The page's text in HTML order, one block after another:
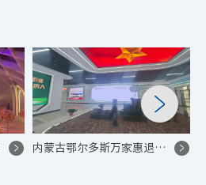
内蒙古鄂尔多斯万家惠退伍军人活动中心 P1.86 高清 LED 显示系统项目